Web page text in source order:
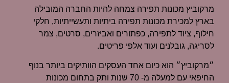
מרקוביץ מכונות תפירה צמחה להיות החברה המובילה
בארץ למכירת מכונות תפירה ביתיות ותעשייתיות, חלקי
חילוף, ציוד לתפירה, כפתורים ואביזרים, סרטים, צמר
לסריגה, גובלנים ועוד אלפי פריטים.
״מרקוביץ״ הוא כיום אחד העסקים הוותיקים ביותר בנוף
החיפאי עם למעלה מ- 70 שנות ותק בתחום מכונות